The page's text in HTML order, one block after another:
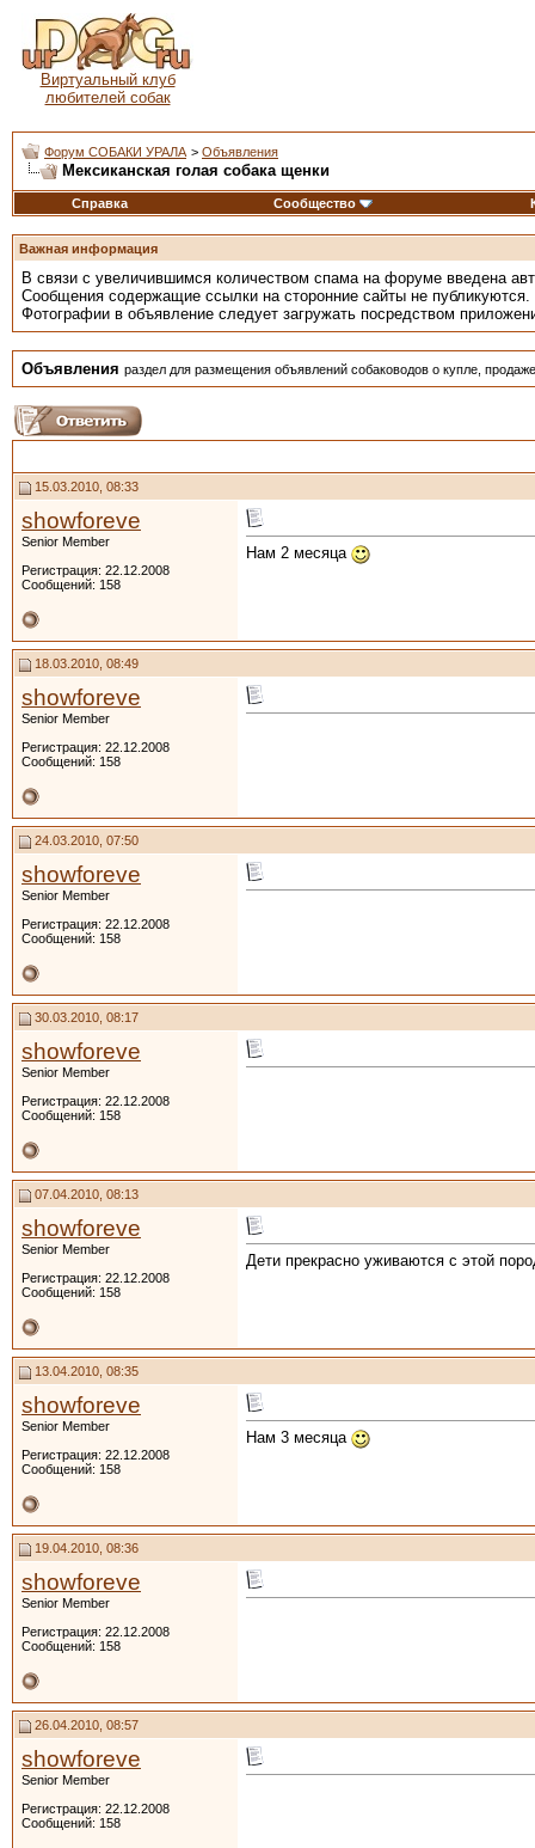
Виртуальный клуб
любителей собак
Форум СОБАКИ УРАЛА > Объявления
Мексиканская голая собака щенки
Справка Сообщество
Важная информация
В связи с увеличившимся количеством спама на форуме введена
Сообщения содержащие ссылки на сторонние сайты не публикуются.
Фотографии в объявление следует загружать посредством
Объявления раздел для размещения объявлений собаководов о купле,
15.03.2010, 08:33
showforeve
Senior Member
Регистрация: 22.12.2008
Сообщений: 158
Нам 2 месяца
18.03.2010, 08:49
showforeve
Senior Member
Регистрация: 22.12.2008
Сообщений: 158
24.03.2010, 07:50
showforeve
Senior Member
Регистрация: 22.12.2008
Сообщений: 158
30.03.2010, 08:17
showforeve
Senior Member
Регистрация: 22.12.2008
Сообщений: 158
07.04.2010, 08:13
showforeve
Senior Member
Регистрация: 22.12.2008
Сообщений: 158
Дети прекрасно уживаются с этой
13.04.2010, 08:35
showforeve
Senior Member
Регистрация: 22.12.2008
Сообщений: 158
Нам 3 месяца
19.04.2010, 08:36
showforeve
Senior Member
Регистрация: 22.12.2008
Сообщений: 158
26.04.2010, 08:57
showforeve
Senior Member
Регистрация: 22.12.2008
Сообщений: 158